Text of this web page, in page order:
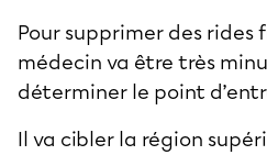
Pour supprimer des rides
médecin va être très
déterminer le point
Il va cibler la région